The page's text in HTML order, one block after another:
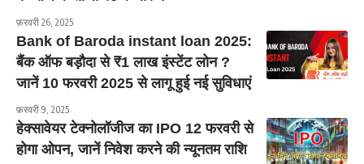
फ़रवरी 26, 2025
Bank of Baroda instant loan 2025:
बैंक ऑफ बड़ौदा से ₹1 लाख इंस्टेंट लोन ?
जानें 10 फरवरी 2025 से लागू हुई नई सुविधाएं
फ़रवरी 9, 2025
हेक्सावेयर टेक्नोलॉजीज का IPO 12 फरवरी से
होगा ओपन, जानें निवेश करने की न्यूनतम राशि